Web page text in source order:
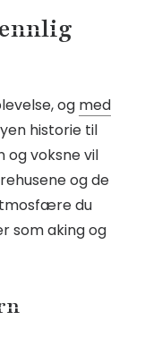
og med
historie til
og voksne vil
og de
du
som aking og